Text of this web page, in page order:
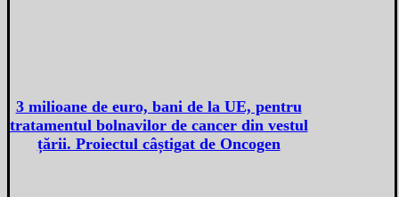
3 milioane de euro, bani de la UE, pentru
tratamentul bolnavilor de cancer din vestul
țării. Proiectul câștigat de Oncogen